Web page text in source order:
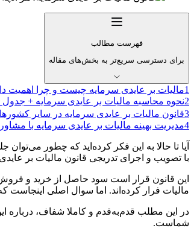
فهرست مطالب
برای دسترسی سریع‌تر به بخش‌های مقاله
1مالیات بر عایدی سرمایه چیست و چرا اهمیت
2نحوه محاسبه مالیات بر عایدی سرمایه + جدول
3قانون مالیات بر عایدی سرمایه در سایر
4مدیریت بهینه مالیات بر عایدی سرمایه با
آیا تا حالا به این فکر کرده‌اید که چطور
با تصویب و اجرای تدریجی قانون مالیات بر
این قانون قرار است سود حاصل از خرید و فروش
مالیات فرار کرده‌اند. اما سوال اصلی
در این مطلب قدم‌به‌قدم و کاملا شفاف، درباره
شماست.